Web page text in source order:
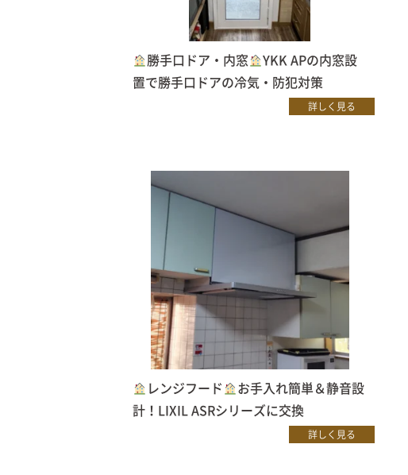
勝手口ドア・内窓
YKK APの内窓設
置で勝手口ドアの冷気・防犯対策
詳しく見る
レンジフード
お手入れ簡単＆静音設
計！LIXIL ASRシリーズに交換
詳しく見る